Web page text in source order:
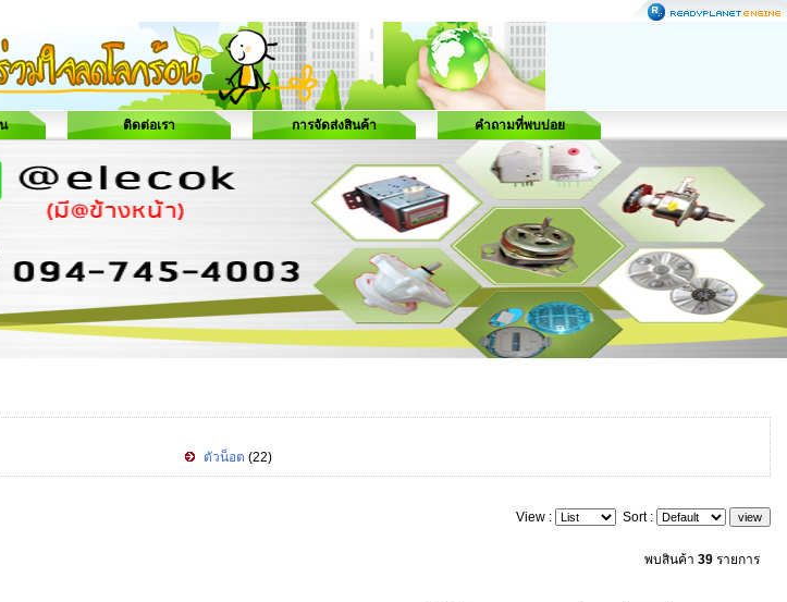
ติดต่อเรา การจัดส่งสินค้า คำถามที่พบบ่อย
ตัวน็อต (22)
View : Sort :
พบสินค้า 39 รายการ